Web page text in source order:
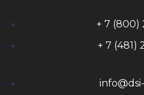
+ 7 (800)
+ 7 (481)